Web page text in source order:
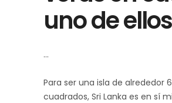
uno de
Para ser una isla de alrededor
cuadrados, Sri Lanka es en sí